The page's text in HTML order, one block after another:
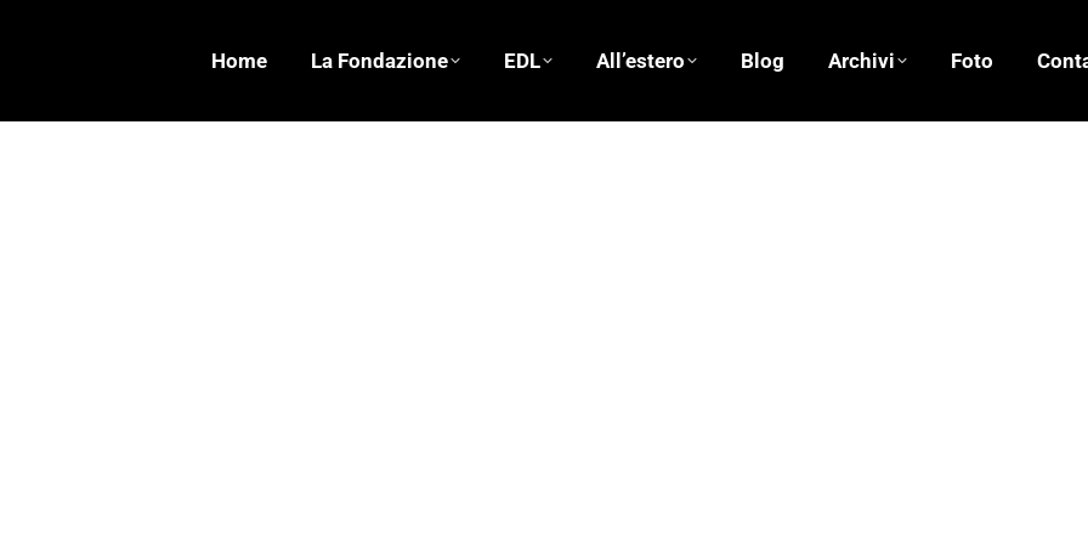
Home La Fondazione EDL All’estero Blog Archivi Foto